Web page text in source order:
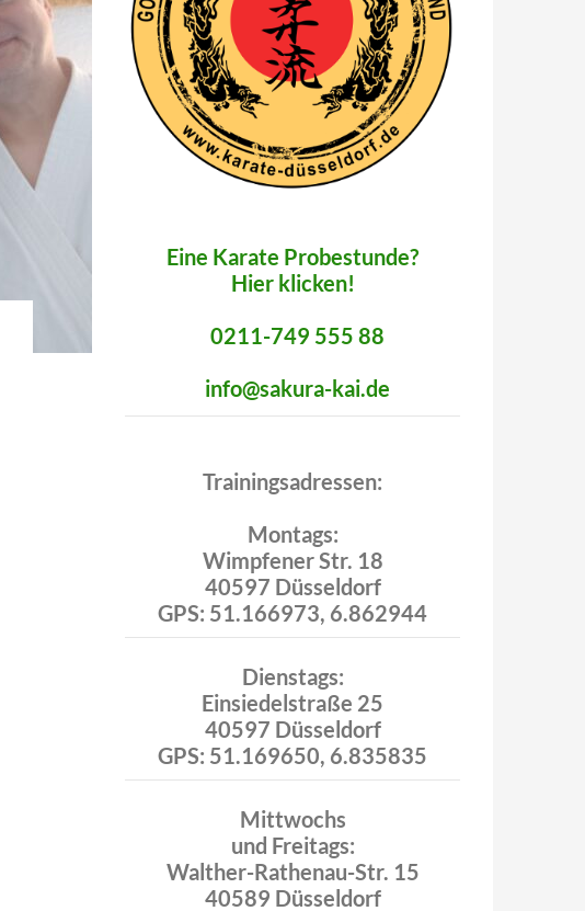
Eine Karate Probestunde?
Hier klicken!
0211-749 555 88
info@sakura-kai.de
Trainingsadressen:
Montags:
Wimpfener Str. 18
40597 Düsseldorf
GPS: 51.166973, 6.862944
Dienstags:
Einsiedelstraße 25
40597 Düsseldorf
GPS: 51.169650, 6.835835
Mittwochs
und Freitags:
Walther-Rathenau-Str. 15
40589 Düsseldorf